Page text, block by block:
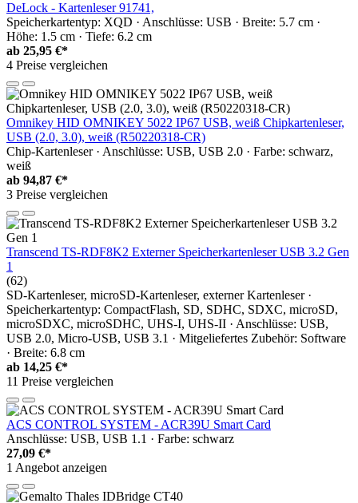
DeLock - Kartenleser 91741,
Speicherkartentyp: XQD · Anschlüsse: USB · Breite: 5.7 cm ·
Höhe: 1.5 cm · Tiefe: 6.2 cm
ab 25,95 €*
4 Preise vergleichen
Omnikey HID OMNIKEY 5022 IP67 USB, weiß Chipkartenleser,
USB (2.0, 3.0), weiß (R50220318-CR)
Chip-Kartenleser · Anschlüsse: USB, USB 2.0 · Farbe: schwarz,
weiß
ab 94,87 €*
3 Preise vergleichen
Transcend TS-RDF8K2 Externer Speicherkartenleser USB 3.2 Gen
1
(62)
SD-Kartenleser, microSD-Kartenleser, externer Kartenleser ·
Speicherkartentyp: CompactFlash, SD, SDHC, SDXC, microSD,
microSDXC, microSDHC, UHS-I, UHS-II · Anschlüsse: USB,
USB 2.0, Micro-USB, USB 3.1 · Mitgeliefertes Zubehör: Software
· Breite: 6.8 cm
ab 14,25 €*
11 Preise vergleichen
ACS CONTROL SYSTEM - ACR39U Smart Card
Anschlüsse: USB, USB 1.1 · Farbe: schwarz
27,09 €*
1 Angebot anzeigen